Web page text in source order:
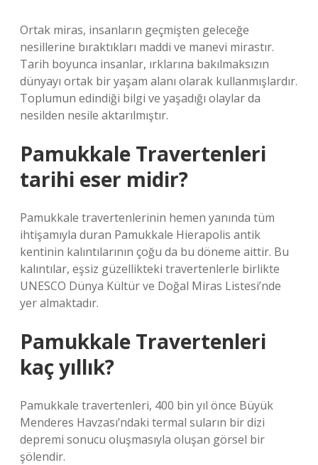
Ortak miras, insanların geçmişten geleceğe
nesillerine bıraktıkları maddi ve manevi mirastır.
Tarih boyunca insanlar, ırklarına bakılmaksızın
dünyayı ortak bir yaşam alanı olarak kullanmışlardır.
Toplumun edindiği bilgi ve yaşadığı olaylar da
nesilden nesile aktarılmıştır.
Pamukkale Travertenleri
tarihi eser midir?
Pamukkale travertenlerinin hemen yanında tüm
ihtişamıyla duran Pamukkale Hierapolis antik
kentinin kalıntılarının çoğu da bu döneme aittir. Bu
kalıntılar, eşsiz güzellikteki travertenlerle birlikte
UNESCO Dünya Kültür ve Doğal Miras Listesi’nde
yer almaktadır.
Pamukkale Travertenleri
kaç yıllık?
Pamukkale travertenleri, 400 bin yıl önce Büyük
Menderes Havzası’ndaki termal suların bir dizi
depremi sonucu oluşmasıyla oluşan görsel bir
şölendir.